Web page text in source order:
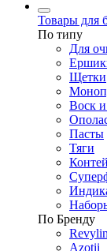
Товары для
По типу
Для
Щетки
Воск
Пасты
Тяги
По Бренду
Azotii